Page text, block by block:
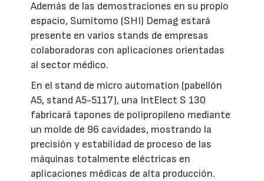
Además de las demostraciones en su propio
espacio, Sumitomo (SHI) Demag estará
presente en varios stands de empresas
colaboradoras con aplicaciones orientadas
al sector médico.
En el stand de micro automation (pabellón
A5, stand A5-5117), una IntElect S 130
fabricará tapones de polipropileno mediante
un molde de 96 cavidades, mostrando la
precisión y estabilidad de proceso de las
máquinas totalmente eléctricas en
aplicaciones médicas de alta producción.